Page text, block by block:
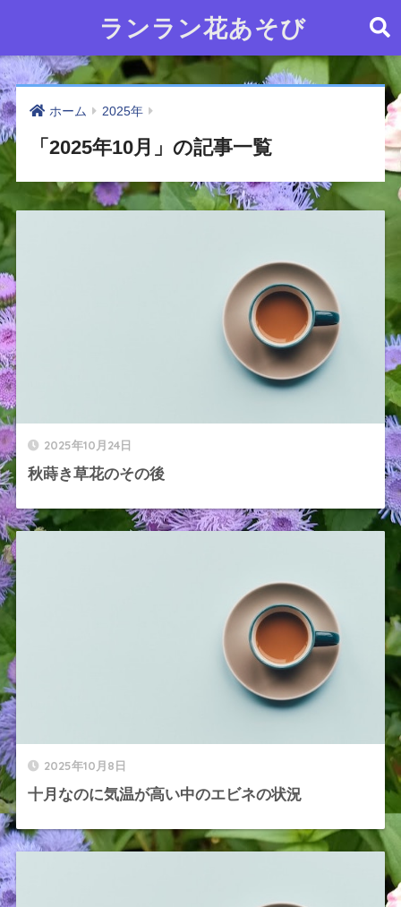
ランラン花あそび
ホーム 2025年
「2025年10月」の記事一覧
2025年10月24日
秋蒔き草花のその後
2025年10月8日
十月なのに気温が高い中のエビネの状況